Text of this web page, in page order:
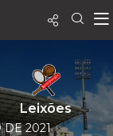
Leixões
DE 2021